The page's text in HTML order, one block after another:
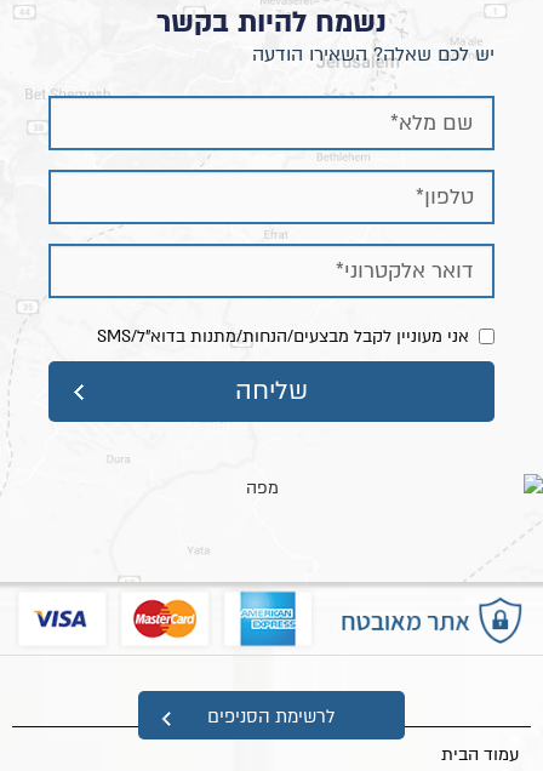
נשמח להיות בקשר
יש לכם שאלה? השאירו הודעה
אני מעוניין לקבל מבצעים/הנחות/מתנות בדוא"ל/SMS
לרשימת הסניפים
מפת אתר
עמוד הבית